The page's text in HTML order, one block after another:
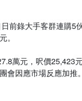
前錄大手客群連購5
。
萬元，呎價25,423
因應市場反應加推